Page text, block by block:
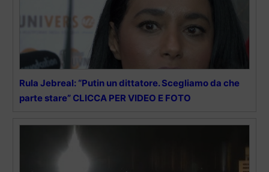
Rula Jebreal: “Putin un dittatore. Scegliamo da che
parte stare” CLICCA PER VIDEO E FOTO